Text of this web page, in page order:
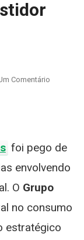
ComentárioOn
Grupo
Pão
Açúcar:
O
foi pego de
envolvendo
O Grupo
no consumo
estratégico